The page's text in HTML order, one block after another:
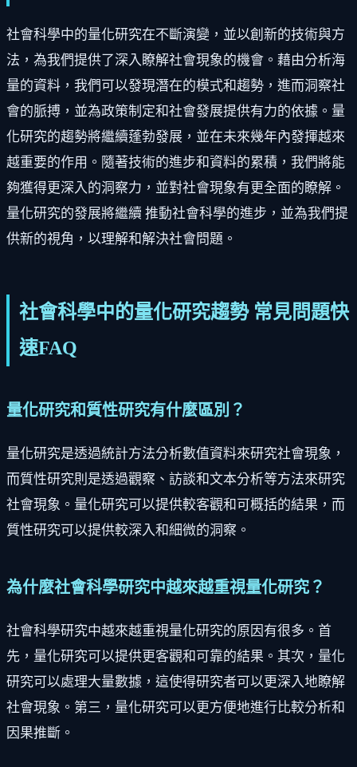
社會科學中的量化研究在不斷演變，並以創新的技術與方
法，為我們提供了深入瞭解社會現象的機會。藉由分析海
量的資料，我們可以發現潛在的模式和趨勢，進而洞察社
會的脈搏，並為政策制定和社會發展提供有力的依據。量
化研究的趨勢將繼續蓬勃發展，並在未來幾年內發揮越來
越重要的作用。隨著技術的進步和資料的累積，我們將能
夠獲得更深入的洞察力，並對社會現象有更全面的瞭解。
量化研究的發展將繼續 推動社會科學的進步，並為我們提
供新的視角，以理解和解決社會問題。
社會科學中的量化研究趨勢 常見問題快
速FAQ
量化研究和質性研究有什麼區別？
量化研究是透過統計方法分析數值資料來研究社會現象，
而質性研究則是透過觀察、訪談和文本分析等方法來研究
社會現象。量化研究可以提供較客觀和可概括的結果，而
質性研究可以提供較深入和細微的洞察。
為什麼社會科學研究中越來越重視量化研究？
社會科學研究中越來越重視量化研究的原因有很多。首
先，量化研究可以提供更客觀和可靠的結果。其次，量化
研究可以處理大量數據，這使得研究者可以更深入地瞭解
社會現象。第三，量化研究可以更方便地進行比較分析和
因果推斷。